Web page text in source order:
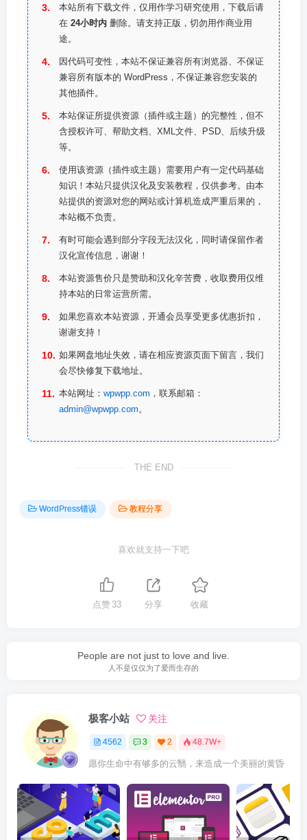
本站所有下载文件，仅用作学习研究使用，下载后请
在 24小时内 删除。请支持正版，切勿用作商业用
途。
因代码可变性，本站不保证兼容所有浏览器、不保证
兼容所有版本的 WordPress，不保证兼容您安装的
其他插件。
本站保证所提供资源（插件或主题）的完整性，但不
含授权许可、帮助文档、XML文件、PSD、后续升级
等。
使用该资源（插件或主题）需要用户有一定代码基础
知识！本站只提供汉化及安装教程，仅供参考。由本
站提供的资源对您的网站或计算机造成严重后果的，
本站概不负责。
有时可能会遇到部分字段无法汉化，同时请保留作者
汉化宣传信息，谢谢！
本站资源售价只是赞助和汉化辛苦费，收取费用仅维
持本站的日常运营所需。
如果您喜欢本站资源，开通会员享受更多优惠折扣，
谢谢支持！
如果网盘地址失效，请在相应资源页面下留言，我们
会尽快修复下载地址。
本站网址： wpwpp.com ，联系邮箱：
admin@wpwpp.com。
THE END
WordPress错误 教程分享
喜欢就支持一下吧
点赞 33 分享 收藏
People are not just to love and live.
人不是仅仅为了爱而生存的
极客小站 关注
4562 3 2 48.7W+
愿你生命中有够多的云翳，来造成一个美丽的黄昏